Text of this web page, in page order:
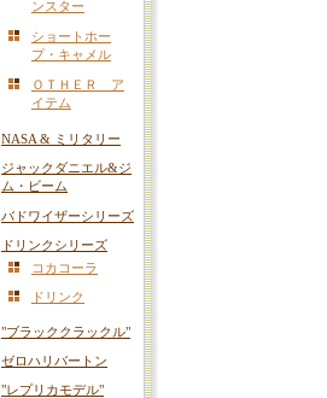
ンスター
ショートホー
プ・キャメル
ＯＴＨＥＲ ア
イテム
NASA & ミリタリー
ジャックダニエル&ジ
ム・ビーム
バドワイザーシリーズ
ドリンクシリーズ
コカコーラ
ドリンク
"ブラッククラックル"
ゼロハリバートン
"レプリカモデル"